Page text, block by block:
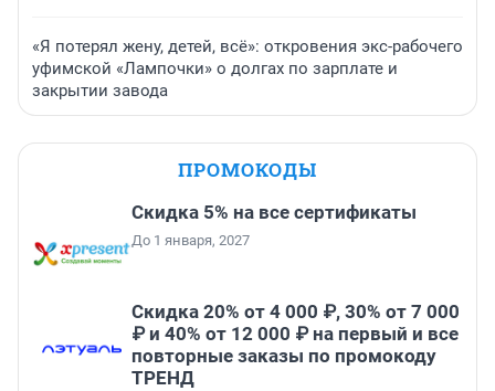
«Я потерял жену, детей, всё»: откровения экс-рабочего
уфимской «Лампочки» о долгах по зарплате и
закрытии завода
ПРОМОКОДЫ
Скидка 5% на все сертификаты
До 1 января, 2027
Скидка 20% от 4 000 ₽, 30% от 7 000
₽ и 40% от 12 000 ₽ на первый и все
повторные заказы по промокоду
ТРЕНД